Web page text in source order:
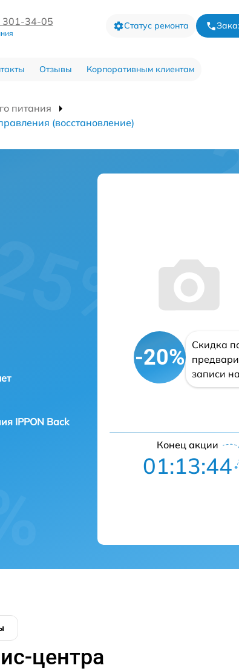
301-34-05 Статус ремонта
Отзывы Корпоративным клиентам
питания
(восстановление)
IPPON Back
-20%
Скидка
записи
Конец акции
01:13:43
центра